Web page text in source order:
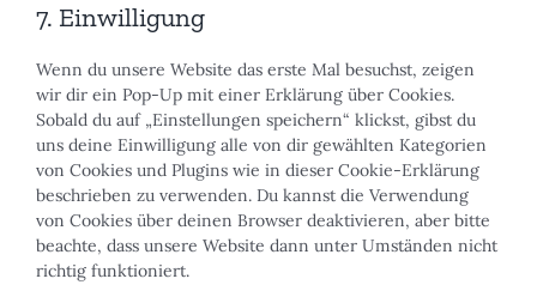
7. Einwilligung
Wenn du unsere Website das erste Mal besuchst, zeigen
wir dir ein Pop-Up mit einer Erklärung über Cookies.
Sobald du auf „Einstellungen speichern“ klickst, gibst du
uns deine Einwilligung alle von dir gewählten Kategorien
von Cookies und Plugins wie in dieser Cookie-Erklärung
beschrieben zu verwenden. Du kannst die Verwendung
von Cookies über deinen Browser deaktivieren, aber bitte
beachte, dass unsere Website dann unter Umständen nicht
richtig funktioniert.